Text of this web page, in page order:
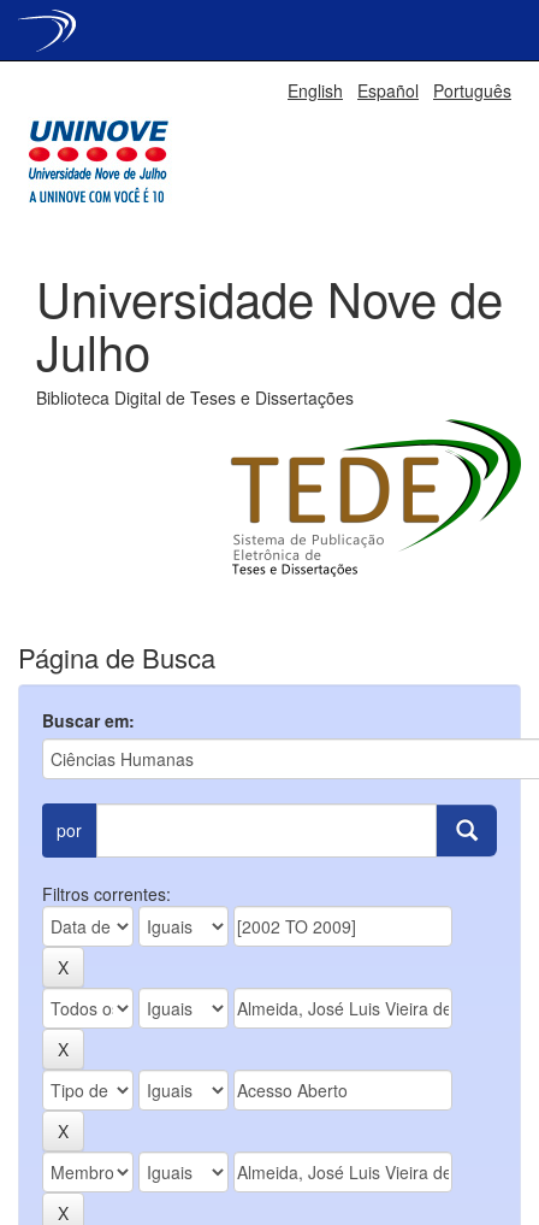
English Español Português
Universidade Nove de
Julho
Biblioteca Digital de Teses e Dissertações
Página de Busca
Buscar em:
por
Filtros correntes: